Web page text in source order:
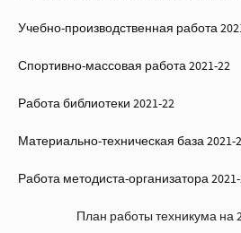
Учебно-производственная работа
Спортивно-массовая работа 2021-22
Работа библиотеки 2021-22
Материально-техническая база 2021-
Работа методиста-организатора
План работы техникума на